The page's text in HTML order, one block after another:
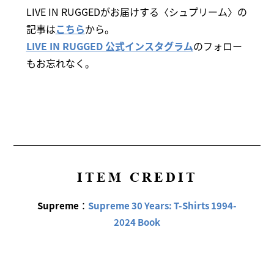
LIVE IN RUGGEDがお届けする〈シュプリーム〉の
記事はこちらから。
LIVE IN RUGGED 公式インスタグラムのフォロー
もお忘れなく。
ITEM CREDIT
Supreme ： Supreme 30 Years: T-Shirts 1994-
2024 Book